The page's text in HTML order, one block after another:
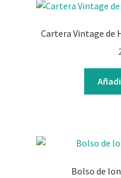
Cartera Vintage de
Bolso de